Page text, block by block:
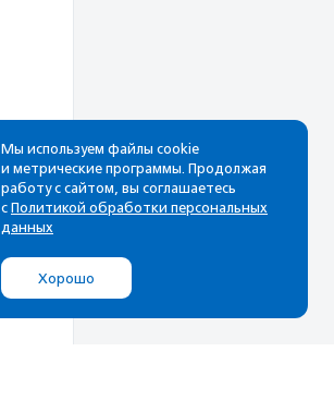
Мы используем файлы cookie
и метрические программы. Продолжая
работу с сайтом, вы соглашаетесь
с Политикой обработки персональных
данных
Хорошо